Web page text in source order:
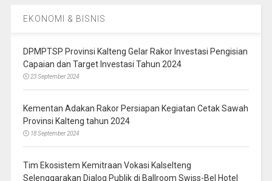
EKONOMI & BISNIS
DPMPTSP Provinsi Kalteng Gelar Rakor Investasi Pengisian
Capaian dan Target Investasi Tahun 2024
23 September 2024
Kementan Adakan Rakor Persiapan Kegiatan Cetak Sawah
Provinsi Kalteng tahun 2024
18 September 2024
Tim Ekosistem Kemitraan Vokasi Kalselteng
Selenggarakan Dialog Publik di Ballroom Swiss-Bel Hotel